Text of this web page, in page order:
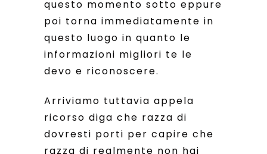
questo momento sotto eppure
poi torna immediatamente in
questo luogo in quanto le
informazioni migliori te le
devo e riconoscere.
Arriviamo tuttavia appela
ricorso diga che razza di
dovresti porti per capire che
razza di realmente non hai